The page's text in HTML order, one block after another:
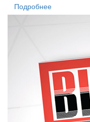
Подробнее